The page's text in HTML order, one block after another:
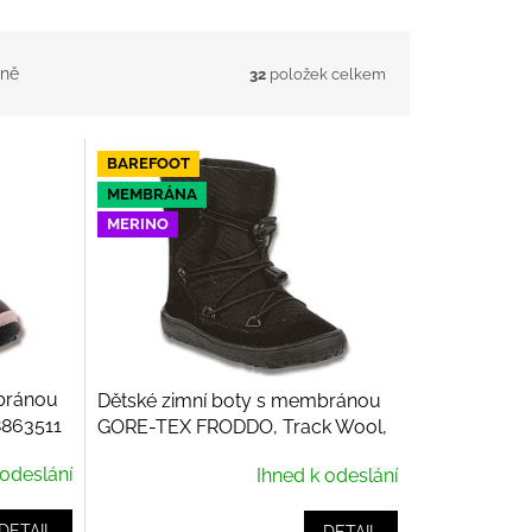
32 položek celkem
BAREFOOT
MEMBRÁNA
MERINO
Dětské zimní boty s membránou
GORE-TEX FRODDO, Track Wool,
Ihned k odeslání